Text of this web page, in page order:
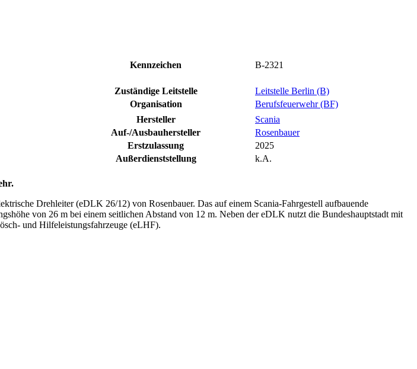
Kennzeichen
B-2321
Zuständige Leitstelle
Leitstelle Berlin (B)
Organisation
Berufsfeuerwehr (BF)
Hersteller
Scania
Auf-/Ausbauhersteller
Rosenbauer
Erstzulassung
2025
Außerdienststellung k.A.
Drehleiter (eDLK 26/12) von Rosenbauer. Das auf einem Scania-Fahrgestell aufbauende
von 26 m bei einem seitlichen Abstand von 12 m. Neben der eDLK nutzt die Bundeshauptstadt mit
und Hilfeleistungsfahrzeuge (eLHF).